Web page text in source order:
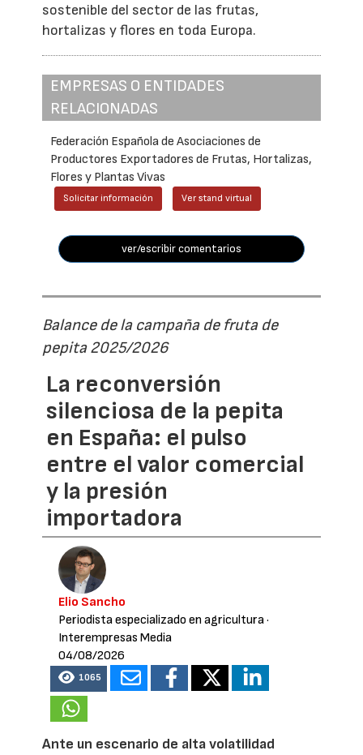
sostenible del sector de las frutas,
hortalizas y flores en toda Europa.
EMPRESAS O ENTIDADES
RELACIONADAS
Federación Española de Asociaciones de
Productores Exportadores de Frutas, Hortalizas,
Flores y Plantas Vivas
Solicitar información Ver stand virtual
ver/escribir comentarios
Balance de la campaña de fruta de
pepita 2025/2026
La reconversión
silenciosa de la pepita
en España: el pulso
entre el valor comercial
y la presión
importadora
Elio Sancho
Periodista especializado en agricultura·
Interempresas Media
04/08/2026
1065
Ante un escenario de alta volatilidad